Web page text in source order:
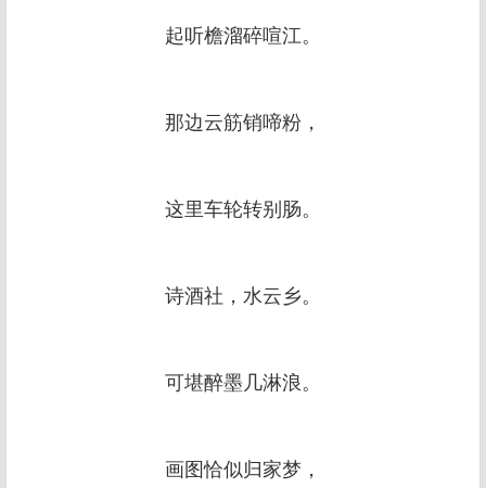
起听檐溜碎喧江。
那边云筋销啼粉，
这里车轮转别肠。
诗酒社，水云乡。
可堪醉墨几淋浪。
画图恰似归家梦，